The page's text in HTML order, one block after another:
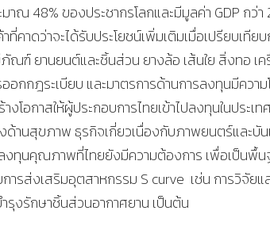
าณ 48% ของประชากรโลกและมีมูลค่า GDP กว่
คาดว่าจะได้รับประโยชน์เพิ่มเติมเมื่อเปรียบเทีย
ณฑ์ ยานยนต์และชิ้นส่วน ยางล้อ เส้นใย สิ่งทอ
กกฎระเบียบ และมาตรการด้านการลงทุนมีความ
อกาสให้ผู้ประกอบการไทยเข้าไปลงทุนในประเท
ด้านสุขภาพ ธุรกิจเกี่ยวเนื่องกับภาพยนตร์และ
งทุนคุณภาพที่ไทยยังมีความต้องการ เพื่อเป็นพื้
การส่งเสริมอุตสาหกรรม S curve เช่น การวิจั
รุงรักษาชิ้นส่วนอากาศยาน เป็นต้น